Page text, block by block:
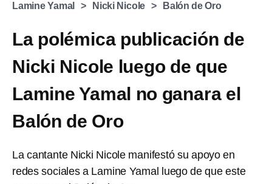
Lamine Yamal Nicki Nicole Balón de Oro
La polémica publicación de
Nicki Nicole luego de que
Lamine Yamal no ganara el
Balón de Oro
La cantante Nicki Nicole manifestó su apoyo en
redes sociales a Lamine Yamal luego de que este